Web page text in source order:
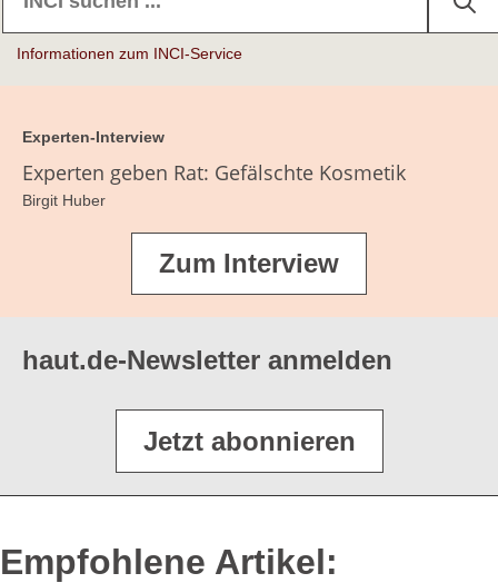
Informationen zum INCI-Service
Experten-Interview
Experten geben Rat: Gefälschte Kosmetik
Birgit Huber
Zum Interview
haut.de-Newsletter anmelden
Jetzt abonnieren
Empfohlene Artikel: